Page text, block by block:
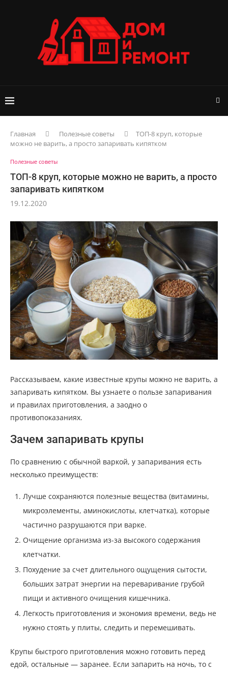
Главная Полезные советы
ТОП-8 круп, которые
можно не варить, а просто запаривать кипятком
Полезные советы
ТОП-8 круп, которые можно не варить, а просто
запаривать кипятком
19.12.2020
Рассказываем, какие известные крупы можно не варить, а
запаривать кипятком. Вы узнаете о пользе запаривания
и правилах приготовления, а заодно о
противопоказаниях.
Зачем запаривать крупы
По сравнению с обычной варкой, у запаривания есть
несколько преимуществ:
Лучше сохраняются полезные вещества (витамины,
микроэлементы, аминокислоты, клетчатка), которые
частично разрушаются при варке.
Очищение организма из-за высокого содержания
клетчатки.
Похудение за счет длительного ощущения сытости,
больших затрат энергии на переваривание грубой
пищи и активного очищения кишечника.
Легкость приготовления и экономия времени, ведь не
нужно стоять у плиты, следить и перемешивать.
Крупы быстрого приготовления можно готовить перед
едой, остальные — заранее. Если запарить на ночь, то с